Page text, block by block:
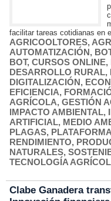
facilitar tareas cotidianas en
AGRICOOLTORES,
AUTOMATIZACIÓN,
BOT, CURSOS ONLINE,
DESARROLLO RURAL,
DIGITALIZACIÓN,
EFICIENCIA,
AGRÍCOLA, GESTIÓN
IMPACTO AMBIENTAL,
ARTIFICIAL, MEDIO
PLAGAS,
RENDIMIENTO,
NATURALES,
TECNOLOGÍA
Clabe Ganadera